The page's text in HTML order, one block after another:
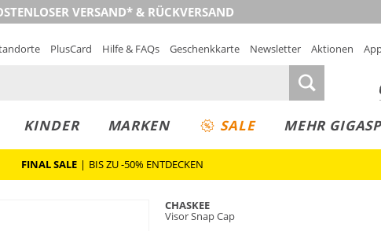
VERSAND* & RÜCKVERSAND
PlusCard Hilfe & FAQs Geschenkkarte Newsletter Aktionen
KINDER MARKEN SALE MEHR
FINAL SALE | BIS ZU -50% ENTDECKEN
CHASKEE
Visor Snap Cap